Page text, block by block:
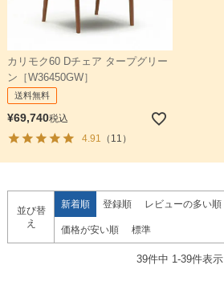
カリモク60 Dチェア タープグリー
ン［W36450GW］
送料無料
¥69,740税込
4.91
（11）
並び替
え
新着順 登録順 レビューの多い順
価格が安い順 標準
39件中 1-39件表示